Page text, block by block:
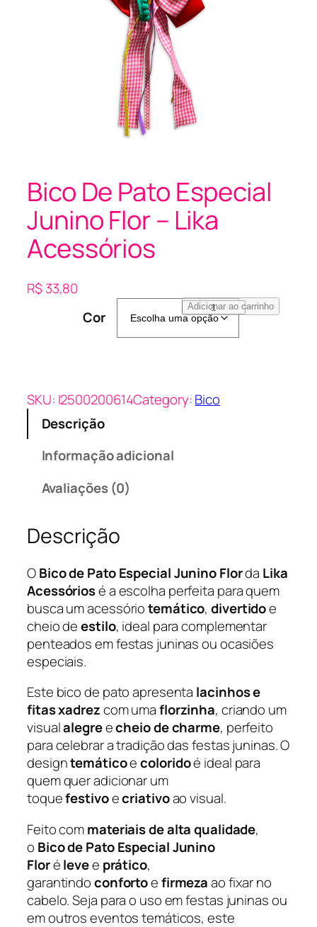
Bico De Pato Especial
Junino Flor – Lika
Acessórios
R$ 33,80
Cor
B
i
c
e
P
i
a
l
J
u
n
o
F
l
o
–
i
k
A
c
Adicionar ao carrinho
SKU: I2500200614Category:Bico
Descrição
Informação adicional
Avaliações (0)
Descrição
OBico de Pato Especial Junino Florda Lika
Acessóriosé a escolha perfeita para quem
busca um acessóriotemático,divertidoe
cheio deestilo, ideal para complementar
penteados em festas juninas ou ocasiões
especiais.
Este bico de pato apresenta lacinhos e
fitas xadrezcom umaflorzinha, criando um
visualalegreecheio de charme, perfeito
para celebrar a tradição das festas juninas. O
designtemáticoecoloridoé ideal para
quem quer adicionar um
toquefestivoecriativoao visual.
Feito commateriais de alta qualidade,
o Bico de Pato Especial Junino
Florélevee prático,
garantindoconfortoefirmezaao fixar no
cabelo. Seja para o uso em festas juninas ou
em outros eventos temáticos, este